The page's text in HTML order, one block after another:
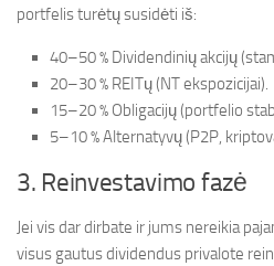
portfelis turėtų susidėti iš:
40–50 % Dividendinių akcijų
20–30 % REITų (NT ekspozicijai).
15–20 % Obligacijų (portfelio
5–10 % Alternatyvų (P2P,
3. Reinvestavimo fazė
Jei vis dar dirbate ir jums nereikia
visus gautus dividendus privalote